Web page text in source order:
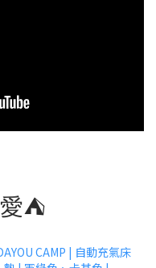
⛺